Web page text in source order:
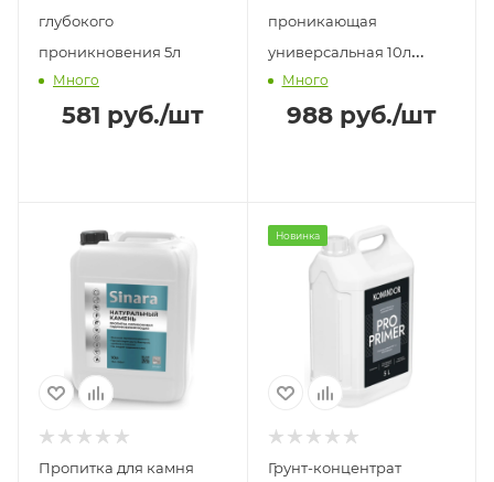
глубокого
проникновения 5л
Много
581 руб./шт
проникающая
универсальная 10л
(синяя этикетка)
Много
988руб./шт
Пропитка для камня
Новинка
Грунт-концентрат